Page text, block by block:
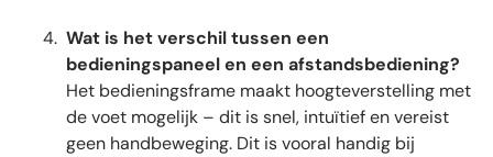
Wat is het verschil tussen een
bedieningspaneel en een afstandsbediening?
Het bedieningsframe maakt hoogteverstelling met
de voet mogelijk – dit is snel, intuïtief en vereist
geen handbeweging. Dit is vooral handig bij